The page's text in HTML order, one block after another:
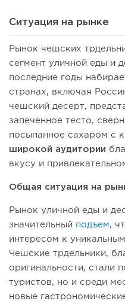
Ситуация на рынке
Рынок чешских
сегмент уличной еды и
последние годы
странах, включая
чешский десерт,
запеченное тесто,
посыпанное сахаром с
широкой аудитории
вкусу и
Общая ситуация на
Рынок уличной еды и
значительный подъем,
интересом к
Чешские трдельники,
оригинальности, стали
туристов, но и среди
новые